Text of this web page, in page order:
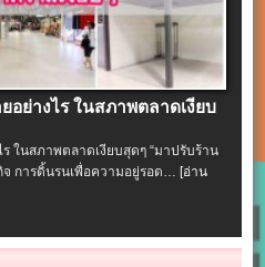
อย่างไร ในสภาพตลาดเงียบ
ในสภาพตลาดเงียบสุดๆ “มาปรับร้าน
การดิ้นรนเพื่อความอยู่รอด… [อ่าน